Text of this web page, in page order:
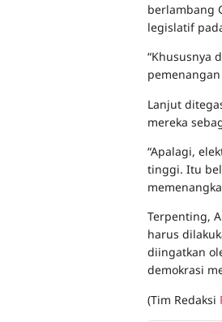
berlambang
legislatif
“Khususnya
Lanjut
mereka
“Apalagi,
tinggi. Itu
Terpenting,
harus
diingatkan
demokrasi
(Tim Redaksi